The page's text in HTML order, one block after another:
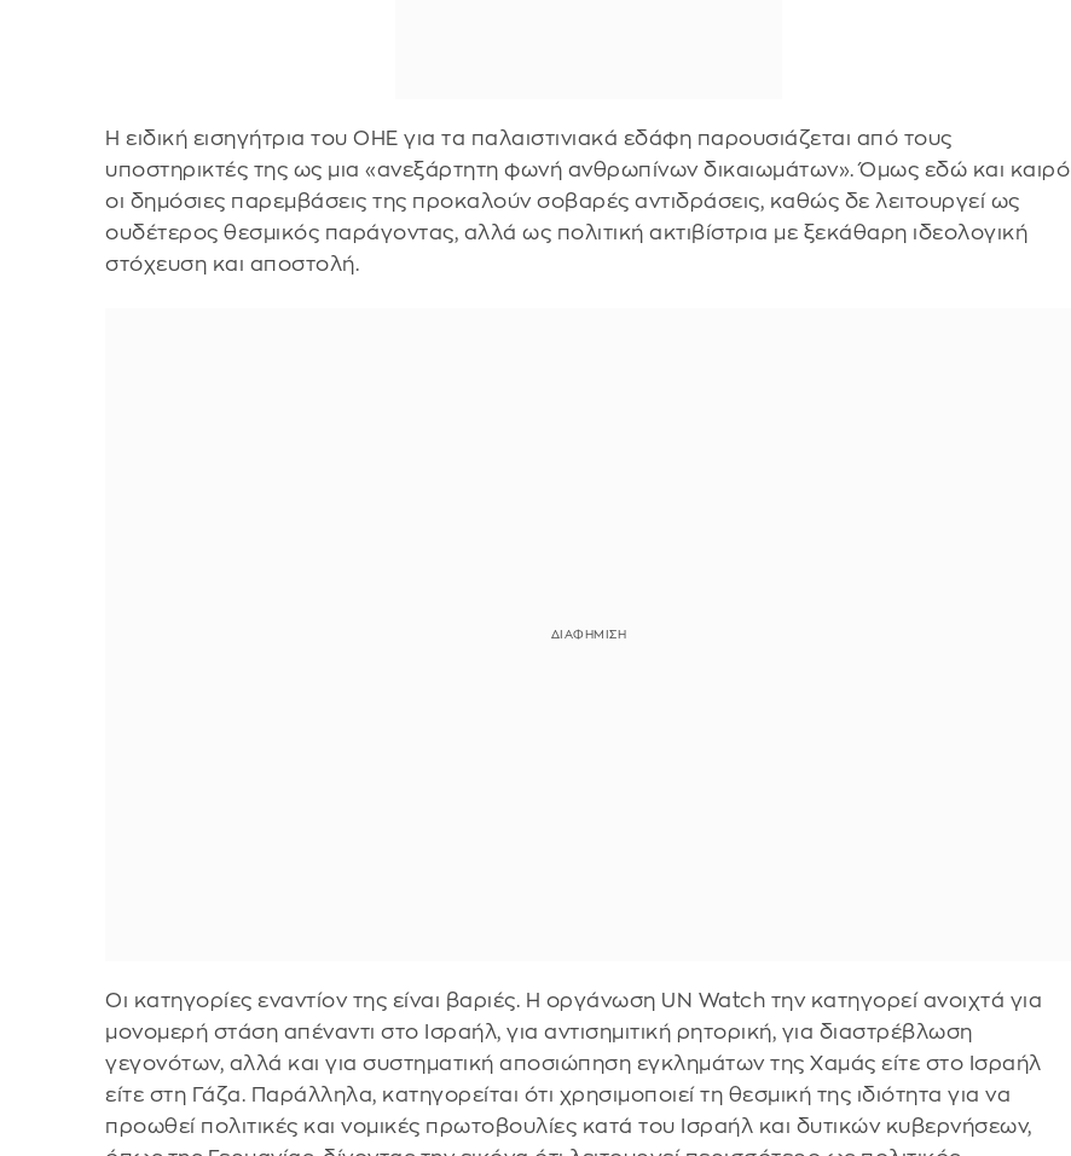
Η ειδική εισηγήτρια του ΟΗΕ για τα παλαιστινιακά εδάφη παρουσιάζεται από τους
υποστηρικτές της ως μια «ανεξάρτητη φωνή ανθρωπίνων δικαιωμάτων». Όμως εδώ και καιρό
οι δημόσιες παρεμβάσεις της προκαλούν σοβαρές αντιδράσεις, καθώς δε λειτουργεί ως
ουδέτερος θεσμικός παράγοντας, αλλά ως πολιτική ακτιβίστρια με ξεκάθαρη ιδεολογική
στόχευση και αποστολή.
Οι κατηγορίες εναντίον της είναι βαριές. Η οργάνωση UN Watch την κατηγορεί ανοιχτά για
μονομερή στάση απέναντι στο Ισραήλ, για αντισημιτική ρητορική, για διαστρέβλωση
γεγονότων, αλλά και για συστηματική αποσιώπηση εγκλημάτων της Χαμάς είτε στο Ισραήλ
είτε στη Γάζα. Παράλληλα, κατηγορείται ότι χρησιμοποιεί τη θεσμική της ιδιότητα για να
προωθεί πολιτικές και νομικές πρωτοβουλίες κατά του Ισραήλ και δυτικών κυβερνήσεων,